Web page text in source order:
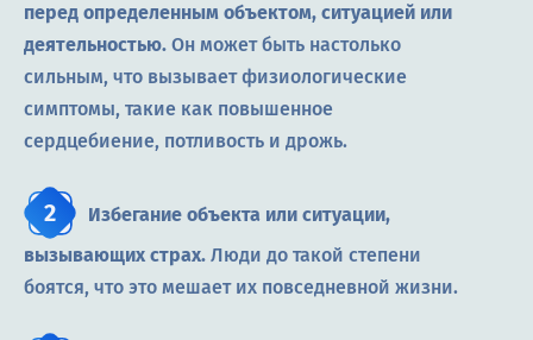
перед определенным объектом, ситуацией или
деятельностью. Он может быть настолько
сильным, что вызывает физиологические
симптомы, такие как повышенное
сердцебиение, потливость и дрожь.
Избегание объекта или ситуации,
вызывающих страх. Люди до такой степени
боятся, что это мешает их повседневной жизни.